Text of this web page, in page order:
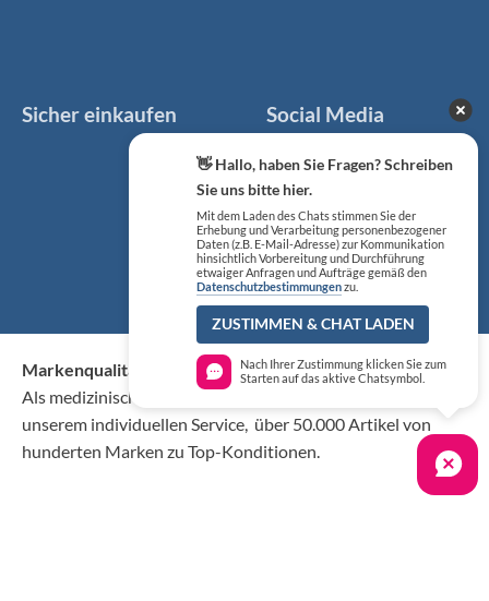
Sicher einkaufen Social Media
Facebook
Instagram
YouTube
Markenqualität kaufen Sie günstig bei KS Medizintechnik
Als medizinischer Fachgroßhandel bieten wir Ihnen, neben
unserem individuellen Service, über 50.000 Artikel von
hunderten Marken zu Top-Konditionen.
👋 Hallo, haben Sie Fragen? Schreiben
Sie uns bitte hier.
Mit dem Laden des Chats stimmen Sie der
Erhebung und Verarbeitung personenbezogener
Daten (z.B. E-Mail-Adresse) zur Kommunikation
hinsichtlich Vorbereitung und Durchführung
etwaiger Anfragen und Aufträge gemäß den
Datenschutzbestimmungenzu.
ZUSTIMMEN & CHAT LADEN
Nach Ihrer Zustimmung klicken Sie zum
Starten auf das aktive Chatsymbol.